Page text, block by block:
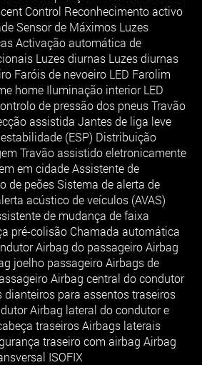
Control Reconhecimento activo
Sensor de Máximos Luzes
Activação automática de
Luzes diurnas Luzes diurnas
Faróis de nevoeiro LED Farolim
home Iluminação interior LED
de pressão dos pneus Travão
assistida Jantes de liga leve
(ESP) Distribuição
Travão assistido eletronicamente
em cidade Assistente de
de peões Sistema de alerta de
acústico de veículos (AVAS)
de mudança de faixa
pré-colisão Chamada automática
Airbag do passageiro Airbag
joelho passageiro Airbags de
Airbag central do condutor
dianteiros para assentos traseiros
Airbag lateral do condutor e
traseiros Airbags laterais
traseiro com airbag Airbag
ISOFIX